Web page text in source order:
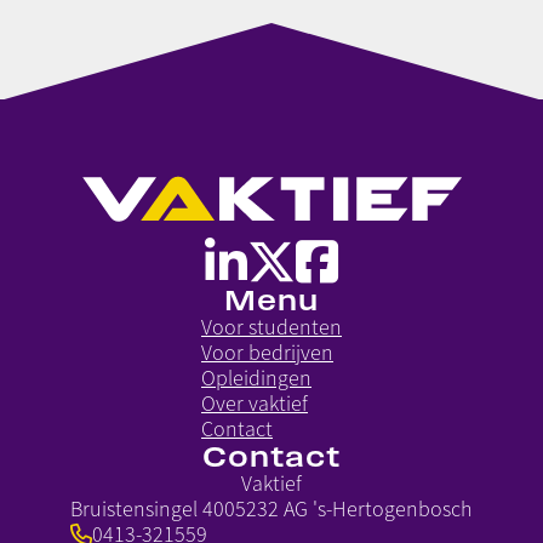
Menu
Voor studenten
Voor bedrijven
Opleidingen
Over vaktief
Contact
Contact
Vaktief
Bruistensingel 4005232 AG 's-Hertogenbosch
0413-321559